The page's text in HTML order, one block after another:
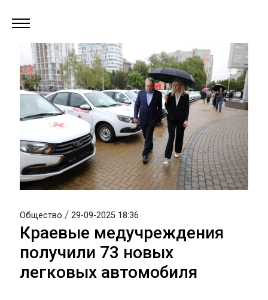
Общество / 29-09-2025 18:36
Краевые медучреждения
получили 73 новых
легковых автомобиля